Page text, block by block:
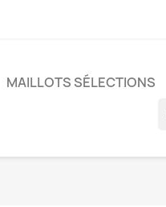
MAILLOTS SÉLECTIONS